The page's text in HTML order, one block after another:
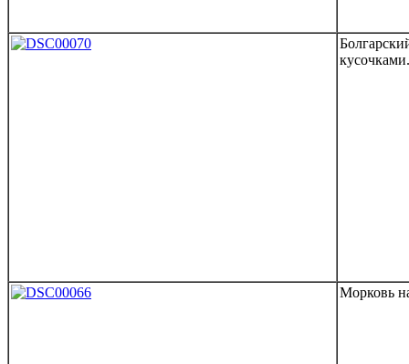
кусочками.
Морковь